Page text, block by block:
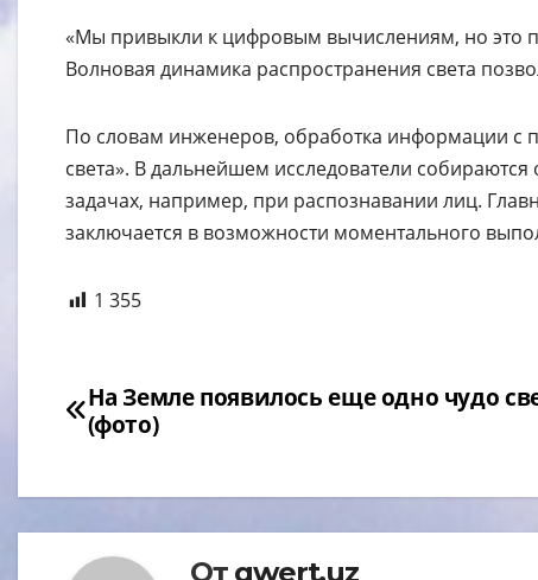
«Мы привыкли к цифровым вычислениям, но
Волновая динамика распространения света
По словам инженеров, обработка информации с
света». В дальнейшем исследователи
задачах, например, при распознавании лиц.
заключается в возможности моментального
1 355
Навигация
по
записям
На Земле появилось еще одно чудо
(фото)
От qwert.uz